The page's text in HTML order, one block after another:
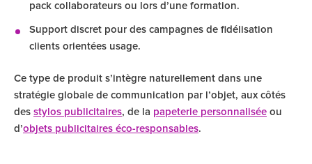
pack collaborateurs ou lors d’une formation.
Support discret pour des campagnes de fidélisation
clients orientées usage.
Ce type de produit s’intègre naturellement dans une
stratégie globale de communication par l’objet, aux côtés
des stylos publicitaires, de la papeterie personnalisée ou
d’objets publicitaires éco-responsables.